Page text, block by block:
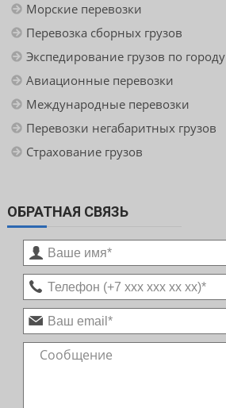
Морские перевозки
Перевозка сборных грузов
Экспедирование грузов по городу
Авиационные перевозки
Международные перевозки
Перевозки негабаритных грузов
Страхование грузов
ОБРАТНАЯ СВЯЗЬ